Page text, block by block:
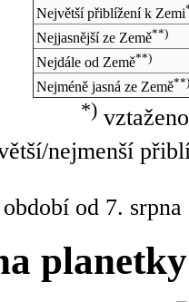
Největší přiblížení k Zemi
Nejjasnější ze Země**)
Nejdále od Země**)
Nejméně jasná ze Země**)
*)
nejmenší
od 7.